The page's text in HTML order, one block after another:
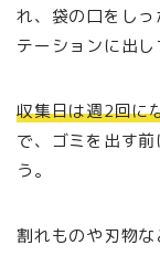
れ、袋の口をし
テーションに出し
収集日は週2回に
で、ゴミを出す
う。
割れものや刃物